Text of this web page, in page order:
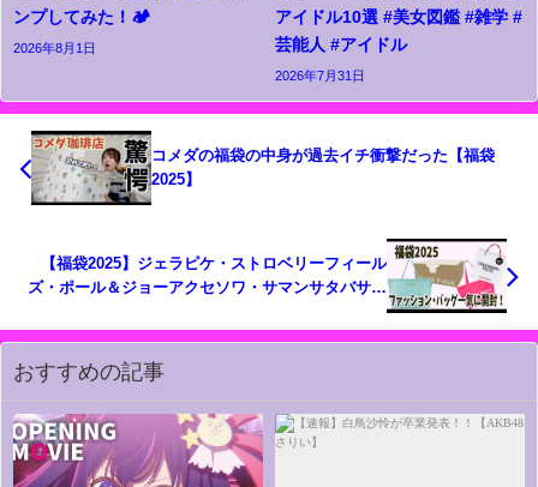
ンプしてみた！🏕️
2026年8月1日
アイドル10選 #美女図鑑 #雑学 #
芸能人 #アイドル
2026年7月31日
コメダの福袋の中身が過去イチ衝撃だった【福袋
2025】
【福袋2025】ジェラピケ・ストロベリーフィール
ズ・ポール＆ジョーアクセソワ・サマンサタバサプ
おすすめの記事